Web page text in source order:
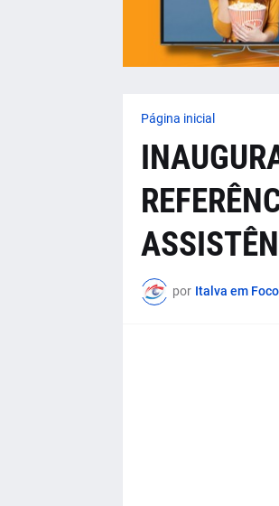
Página inicial
por Italva em Foco